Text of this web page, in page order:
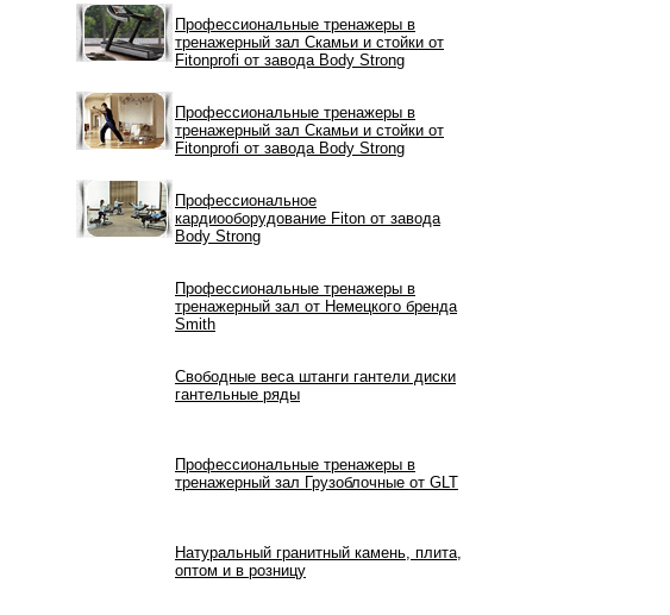
Профессиональные тренажеры в
тренажерный зал Скамьи и стойки от
Fitonprofi от завода Body Strong
Профессиональные тренажеры в
тренажерный зал Скамьи и стойки от
Fitonprofi от завода Body Strong
Профессиональное
кардиооборудование Fiton от завода
Body Strong
Профессиональные тренажеры в
тренажерный зал от Немецкого бренда
Smith
Свободные веса штанги гантели диски
гантельные ряды
Профессиональные тренажеры в
тренажерный зал Грузоблочные от GLT
Натуральный гранитный камень, плита,
оптом и в розницу